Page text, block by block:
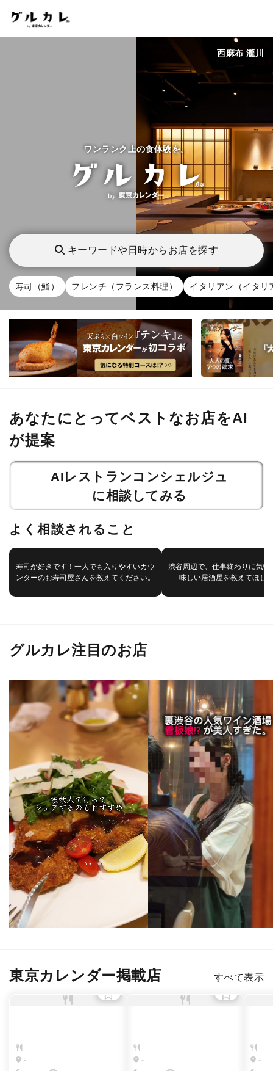
西麻布 瀧川
ワンランク上の食体験を。
キーワードや日時からお店を探す
寿司（鮨） フレンチ（フランス料理） イタリアン（イタリ
あなたにとってベストなお店をAI
が提案
AIレストランコンシェルジュ
に相談してみる
よく相談されること
寿司が好きです！一人でも入りやすいカウ
ンターのお寿司屋さんを教えてください。
渋谷周辺で、仕事終わりに気軽
味しい居酒屋を教えてほし
グルカレ注目のお店
東京カレンダー掲載店 すべて表示
-
-
-
-
-
-